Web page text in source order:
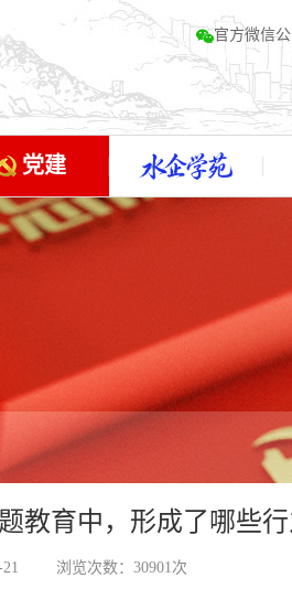
官方微信
党建
教育中，形成了哪些行
浏览次数：30901次